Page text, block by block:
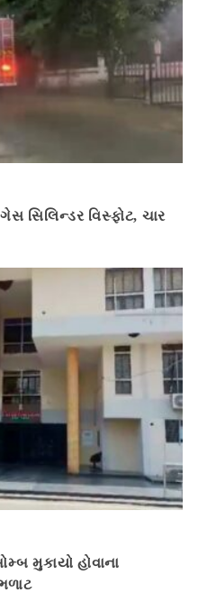
સિલિન્ડર વિસ્ફોટ, ચાર
મુકાયો હોવાના
ખળભળાટ